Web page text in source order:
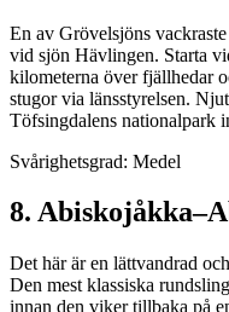
En av Grövelsjöns
vid sjön Hävlingen. Starta
kilometerna över fjällhedar
stugor via länsstyrelsen.
Töfsingdalens nationalpark
Svårighetsgrad: Medel
8.
Det här är en lättvandrad
Den mest klassiska
innan den viker tillbaka på